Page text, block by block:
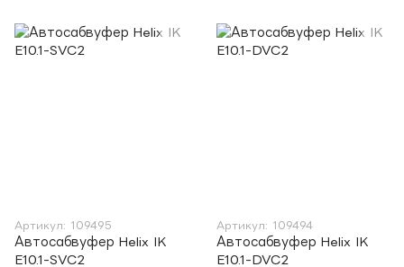
Артикул: 109495
Автосабвуфер Helix IK
E10.1-SVC2
Артикул: 109494
Автосабвуфер Helix IK
E10.1-DVC2